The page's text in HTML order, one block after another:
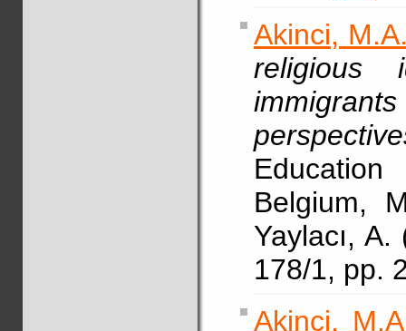
Akinci,
religious
Belgium,
Yaylacı,
178/1, pp.
Akinci,